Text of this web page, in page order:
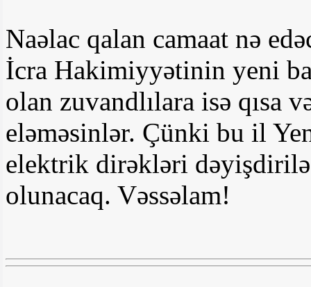
Naəlac qalan camaat nə
İcra Hakimiyyətinin yeni
olan zuvandlılara isə qısa
eləməsinlər. Çünki bu il
elektrik dirəkləri
olunacaq. Vəssəlam!